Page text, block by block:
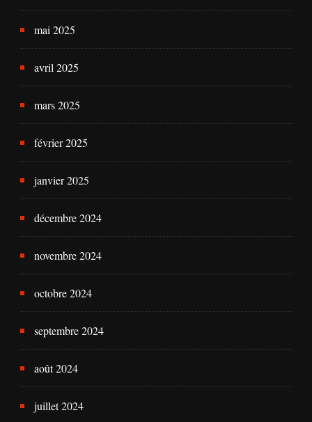
mai 2025
avril 2025
mars 2025
février 2025
janvier 2025
décembre 2024
novembre 2024
octobre 2024
septembre 2024
août 2024
juillet 2024